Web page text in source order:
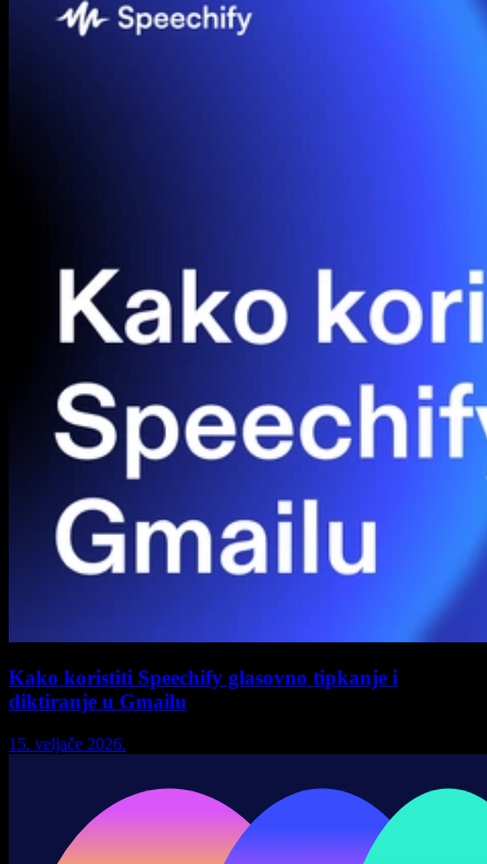
Kako koristiti Speechify glasovno tipkanje i
diktiranje u Gmailu
15. veljače 2026.